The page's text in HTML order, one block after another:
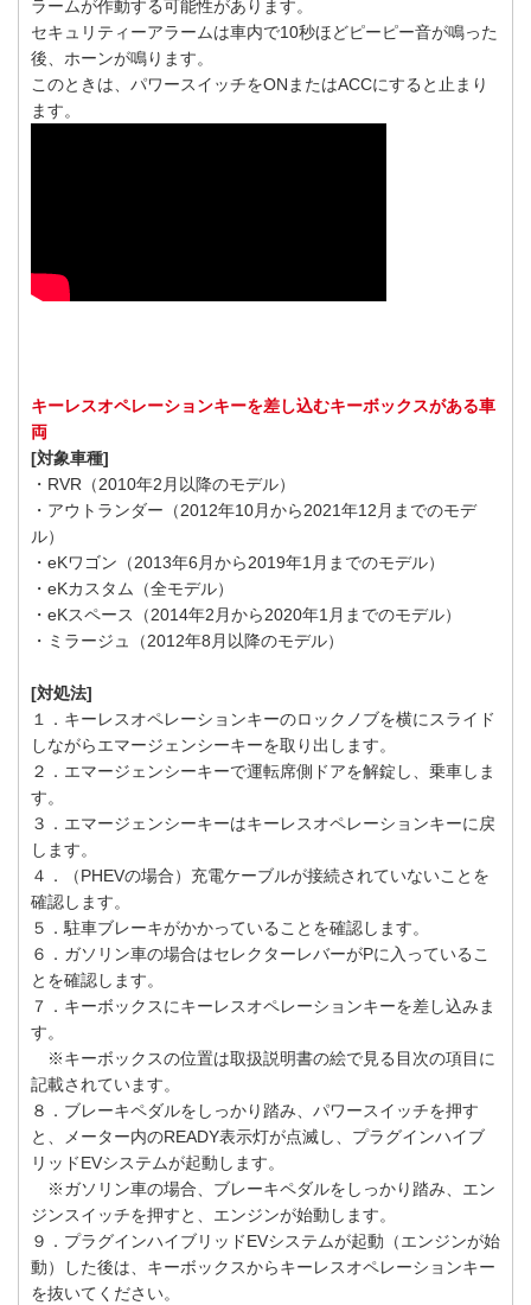
ラームが作動する可能性があります。
セキュリティーアラームは車内で10秒ほどピーピー音が鳴った
後、ホーンが鳴ります。
このときは、パワースイッチをONまたはACCにすると止まり
ます。
キーレスオペレーションキーを差し込むキーボックスがある車
両
[対象車種]
・RVR（2010年2月以降のモデル）
・アウトランダー（2012年10月から2021年12月までのモデ
ル）
・eKワゴン（2013年6月から2019年1月までのモデル）
・eKカスタム（全モデル）
・eKスペース（2014年2月から2020年1月までのモデル）
・ミラージュ（2012年8月以降のモデル）
[対処法]
１．キーレスオペレーションキーのロックノブを横にスライド
しながらエマージェンシーキーを取り出します。
２．エマージェンシーキーで運転席側ドアを解錠し、乗車しま
す。
３．エマージェンシーキーはキーレスオペレーションキーに戻
します。
４．（PHEVの場合）充電ケーブルが接続されていないことを
確認します。
５．駐車ブレーキがかかっていることを確認します。
６．ガソリン車の場合はセレクターレバーがPに入っているこ
とを確認します。
７．キーボックスにキーレスオペレーションキーを差し込みま
す。
※キーボックスの位置は取扱説明書の絵で見る目次の項目に
記載されています。
８．ブレーキペダルをしっかり踏み、パワースイッチを押す
と、メーター内のREADY表示灯が点滅し、プラグインハイブ
リッドEVシステムが起動します。
※ガソリン車の場合、ブレーキペダルをしっかり踏み、エン
ジンスイッチを押すと、エンジンが始動します。
９．プラグインハイブリッドEVシステムが起動（エンジンが始
動）した後は、キーボックスからキーレスオペレーションキー
を抜いてください。